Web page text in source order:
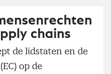
chains
de lidstaten en de
op de